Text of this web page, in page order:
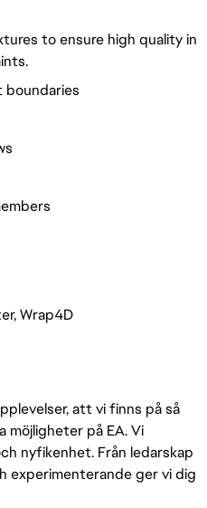
to ensure high quality in
boundaries
Wrap4D
att vi finns på så
möjligheter på EA. Vi
nyfikenhet. Från ledarskap
experimenterande ger vi dig